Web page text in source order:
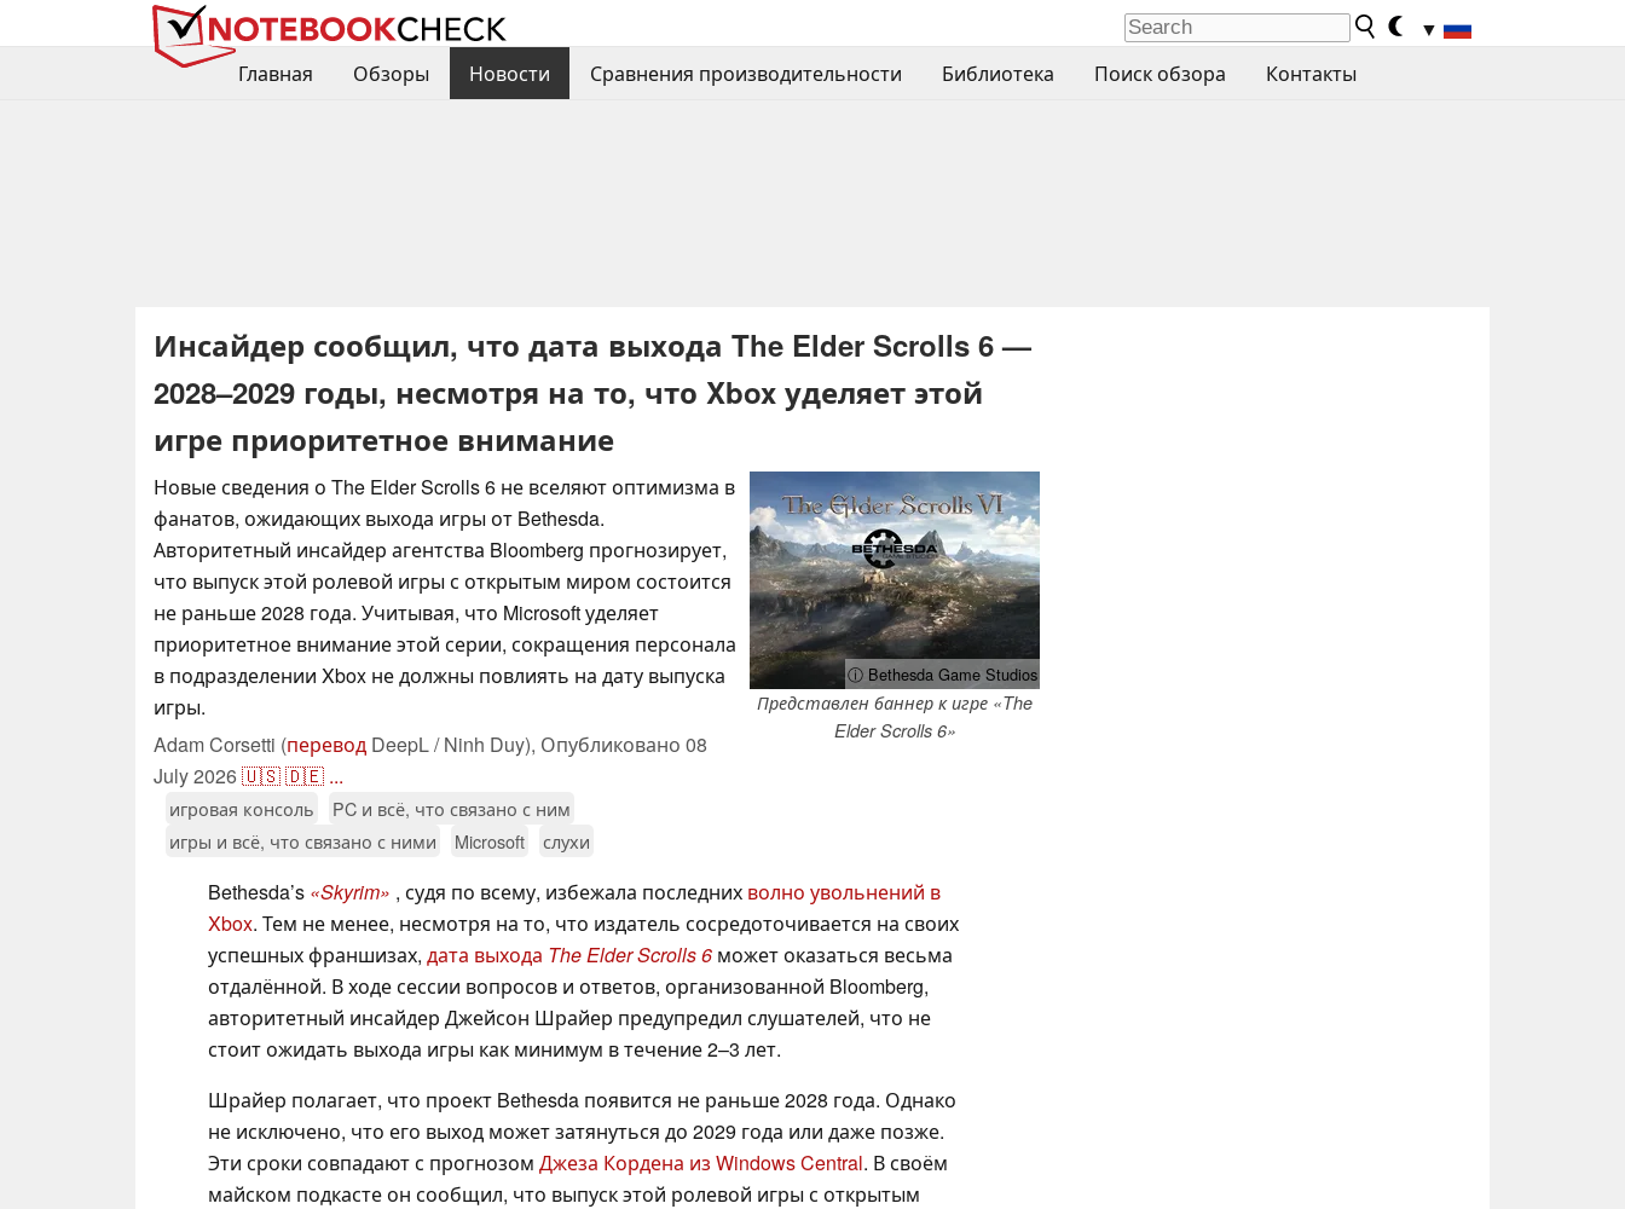
▼
Главная
Обзоры Новости Сравнения производительности Библиотека Поиск обзора Контакты
Инсайдер сообщил, что дата выхода The Elder Scrolls 6 —
2028–2029 годы, несмотря на то, что Xbox уделяет этой
игре приоритетное внимание
ⓘ Bethesda Game Studios
Представлен баннер к игре «The
Elder Scrolls 6»
Новые сведения о The Elder Scrolls 6 не вселяют оптимизма в
фанатов, ожидающих выхода игры от Bethesda.
Авторитетный инсайдер агентства Bloomberg прогнозирует,
что выпуск этой ролевой игры с открытым миром состоится
не раньше 2028 года. Учитывая, что Microsoft уделяет
приоритетное внимание этой серии, сокращения персонала
в подразделении Xbox не должны повлиять на дату выпуска
игры.
Adam Corsetti (перевод DeepL / Ninh Duy), Опубликовано 08
July 2026🇺🇸🇩🇪 ...
игровая консоль
PC и всё, что связано с ним
игры и всё, что связано с ними
Microsoft слухи
Bethesda’s «Skyrim» , судя по всему, избежала последних волно увольнений в
Xbox. Тем не менее, несмотря на то, что издатель сосредоточивается на своих
успешных франшизах, дата выхода The Elder Scrolls 6 может оказаться весьма
отдалённой. В ходе сессии вопросов и ответов, организованной Bloomberg,
авторитетный инсайдер Джейсон Шрайер предупредил слушателей, что не
стоит ожидать выхода игры как минимум в течение 2–3 лет.
Шрайер полагает, что проект Bethesda появится не раньше 2028 года. Однако
не исключено, что его выход может затянуться до 2029 года или даже позже.
Эти сроки совпадают с прогнозом Джеза Кордена из Windows Central. В своём
майском подкасте он сообщил, что выпуск этой ролевой игры с открытым